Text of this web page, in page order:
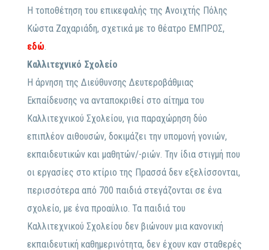
Η τοποθέτηση του επικεφαλής της Ανοιχτής Πόλης
Κώστα Ζαχαριάδη, σχετικά με το θέατρο ΕΜΠΡΟΣ,
εδώ
Καλλιτεχνικό Σχολείο
Η άρνηση της Διεύθυνσης Δευτεροβάθμιας
Εκπαίδευσης να ανταποκριθεί στο αίτημα του
Καλλιτεχνικού Σχολείου, για παραχώρηση δύο
επιπλέον αιθουσών, δοκιμάζει την υπομονή γονιών,
εκπαιδευτικών και μαθητών/-ριών. Την ίδια στιγμή που
οι εργασίες στο κτίριο της Πρασσά δεν εξελίσσονται,
περισσότερα από 700 παιδιά στεγάζονται σε ένα
σχολείο, με ένα προαύλιο. Τα παιδιά του
Καλλιτεχνικού Σχολείου δεν βιώνουν μια κανονική
εκπαιδευτική καθημερινότητα, δεν έχουν καν σταθερές